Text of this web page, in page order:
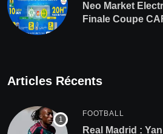
Neo Market
Finale Coupe
Articles Récents
FOOTBALL
Real Madrid :